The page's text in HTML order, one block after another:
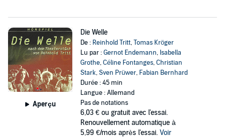
Aperçu
Die Welle
De : Reinhold Tritt,Tomas Kröger
Lu par :Gernot Endemann, Isabella
Grothe,Céline Fontanges,Christian
Stark,Sven Prüwer, Fabian Bernhard
Durée : 45 min
Langue : Allemand
Pas de notations
6,03 € ou gratuit avec l'essai.
Renouvellement automatique à
5,99 €/mois après l'essai. Voir